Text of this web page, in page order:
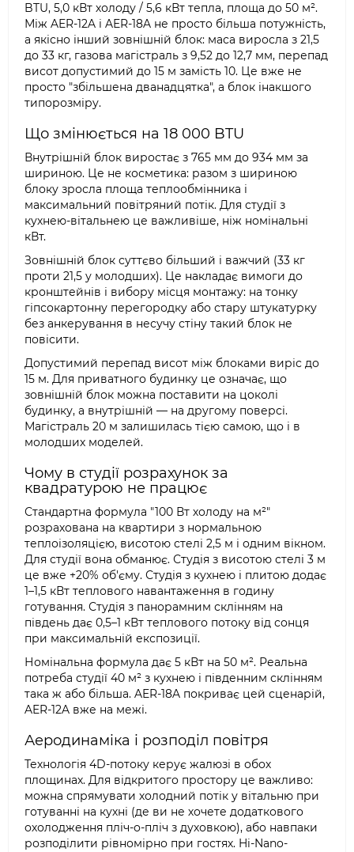
BTU, 5,0 кВт холоду / 5,6 кВт тепла, площа до 50 м².
Між AER-12A і AER-18A не просто більша потужність,
а якісно інший зовнішній блок: маса виросла з 21,5
до 33 кг, газова магістраль з 9,52 до 12,7 мм, перепад
висот допустимий до 15 м замість 10. Це вже не
просто "збільшена дванадцятка", а блок інакшого
типорозміру.
Що змінюється на 18 000 BTU
Внутрішній блок виростає з 765 мм до 934 мм за
шириною. Це не косметика: разом з шириною
блоку зросла площа теплообмінника і
максимальний повітряний потік. Для студії з
кухнею-вітальнею це важливіше, ніж номінальні
кВт.
Зовнішній блок суттєво більший і важчий (33 кг
проти 21,5 у молодших). Це накладає вимоги до
кронштейнів і вибору місця монтажу: на тонку
гіпсокартонну перегородку або стару штукатурку
без анкерування в несучу стіну такий блок не
повісити.
Допустимий перепад висот між блоками виріс до
15 м. Для приватного будинку це означає, що
зовнішній блок можна поставити на цоколі
будинку, а внутрішній — на другому поверсі.
Магістраль 20 м залишилась тією самою, що і в
молодших моделей.
Чому в студії розрахунок за
квадратурою не працює
Стандартна формула "100 Вт холоду на м²"
розрахована на квартири з нормальною
теплоізоляцією, висотою стелі 2,5 м і одним вікном.
Для студії вона обманює. Студія з висотою стелі 3 м
це вже +20% об'єму. Студія з кухнею і плитою додає
1–1,5 кВт теплового навантаження в годину
готування. Студія з панорамним склінням на
південь дає 0,5–1 кВт теплового потоку від сонця
при максимальній експозиції.
Номінальна формула дає 5 кВт на 50 м². Реальна
потреба студії 40 м² з кухнею і південним склінням
така ж або більша. AER-18A покриває цей сценарій,
AER-12A вже на межі.
Аеродинаміка і розподіл повітря
Технологія 4D-потоку керує жалюзі в обох
площинах. Для відкритого простору це важливо:
можна спрямувати холодний потік у вітальню при
готуванні на кухні (де ви не хочете додаткового
охолодження пліч-о-пліч з духовкою), або навпаки
розподілити рівномірно при гостях. Hi-Nano-